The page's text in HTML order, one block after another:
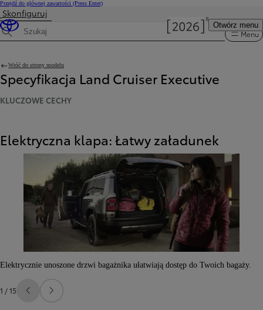
Przejdź do głównej zawartości (Press Enter)
Otwórz menu
Cena została zaktualizowana Cena Twojej konfiguracji została zmieniona na 449 900 zł.
Skonfiguruj
Wyszukaj dane techniczne Menu
Wróć do strony modelu
Specyfikacja Land Cruiser Executive
KLUCZOWE CECHY
Elektryczna klapa: Łatwy załadunek
Elektrycznie unoszone drzwi bagażnika ułatwiają dostęp do Twoich bagaży.
1 / 15 PoprzedniNastępny